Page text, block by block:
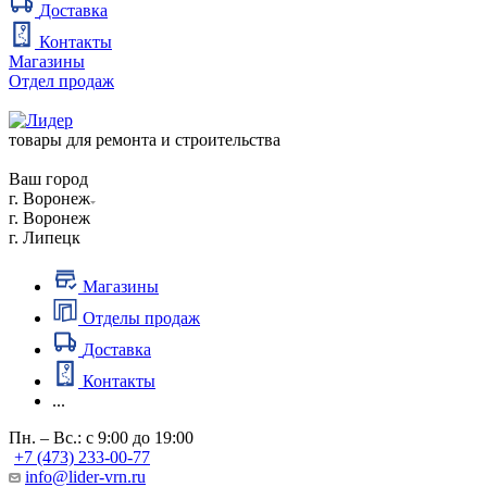
Доставка
Контакты
Магазины
Отдел продаж
товары для ремонта и строительства
Ваш город
г. Воронеж
г. Воронеж
г. Липецк
Магазины
Отделы продаж
Доставка
Контакты
...
Пн. – Вс.: с 9:00 до 19:00
+7 (473) 233-00-77
info@lider-vrn.ru